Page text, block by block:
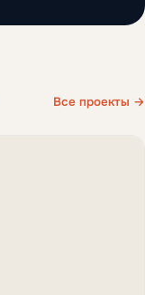
Все проекты →